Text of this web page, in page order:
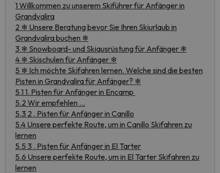
1 Willkommen zu unserem Skiführer für Anfänger in
Grandvalira
2 ❄ Unsere Beratung bevor Sie Ihren Skiurlaub in
Grandvalira buchen ❄
3 ❄ Snowboard- und Skiausrüstung für Anfänger ❄
4 ❄ Skischulen für Anfänger ❄
5 ❄ Ich möchte Skifahren lernen. Welche sind die besten
Pisten in Grandvalira für Anfänger? ❄
5.1 1. Pisten für Anfänger in Encamp
5.2 Wir empfehlen ...
5.3 2 . Pisten für Anfänger in Canillo
5.4 Unsere perfekte Route, um in Canillo Skifahren zu
lernen
5.5 3 . Pisten für Anfänger in El Tarter
5.6 Unsere perfekte Route, um in El Tarter Skifahren zu
lernen